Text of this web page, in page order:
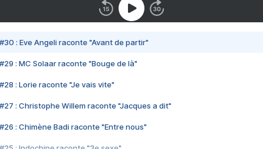
#30 : Eve Angeli raconte "Avant de partir"
#29 : MC Solaar raconte "Bouge de là"
#28 : Lorie raconte "Je vais vite"
#27 : Christophe Willem raconte "Jacques a dit"
#26 : Chimène Badi raconte "Entre nous"